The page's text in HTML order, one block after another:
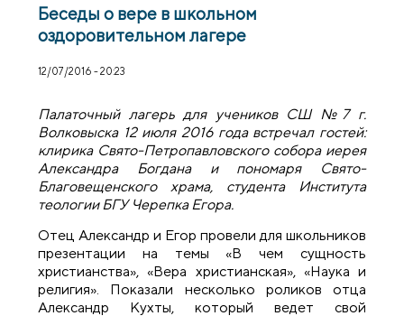
Беседы о вере в школьном
оздоровительном лагере
12/07/2016 - 20:23
Палаточный лагерь для учеников СШ №7 г.
Волковыска 12 июля 2016 года встречал гостей:
клирика Свято-Петропавловского собора иерея
Александра Богдана и пономаря Свято-
Благовещенского храма, студента Института
теологии БГУ Черепка Егора.
Отец Александр и Егор провели для школьников
презентации на темы «В чем сущность
христианства», «Вера христианская», «Наука и
религия». Показали несколько роликов отца
Александр Кухты, который ведет свой